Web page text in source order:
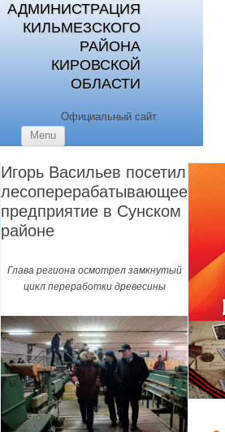
АДМИНИСТРАЦИЯ
КИЛЬМЕЗСКОГО
РАЙОНА
КИРОВСКОЙ
ОБЛАСТИ
Официальный сайт
Menu
Игорь Васильев посетил
лесоперерабатывающее
предприятие в Сунском
районе
Глава региона осмотрел замкнутый
цикл переработки древесины